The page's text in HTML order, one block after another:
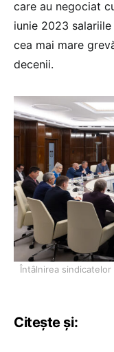
care au negociat
iunie 2023
cea mai mare
decenii.
Întâlnirea
Citește și: